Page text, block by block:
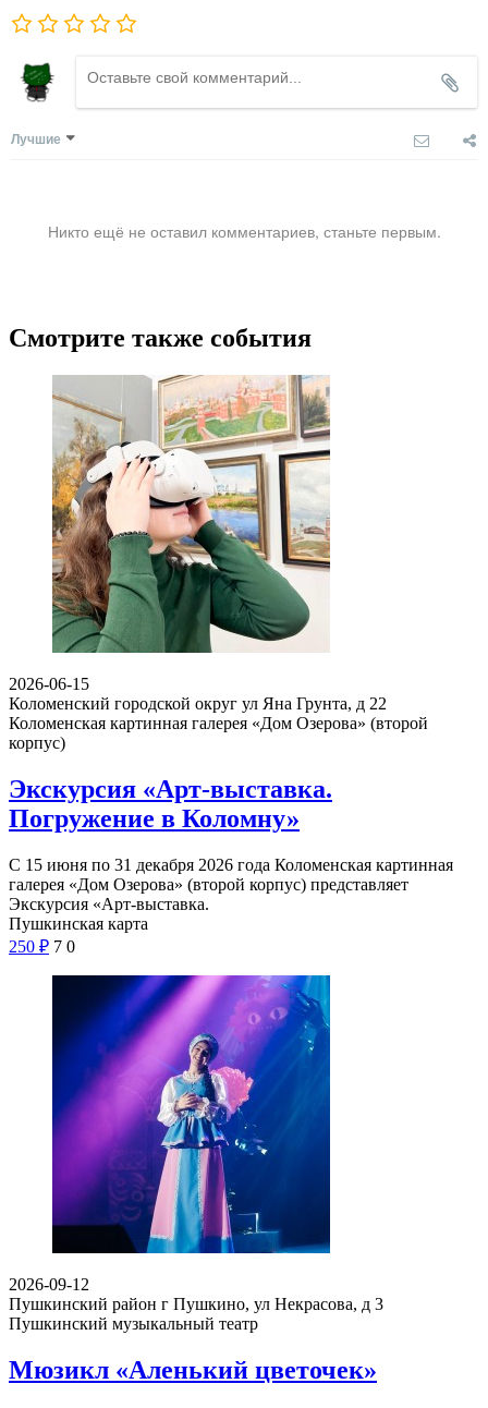
Лучшие
Никто ещё не оставил комментариев, станьте первым.
Смотрите также события
2026-06-15
Коломенский городской округ ул Яна Грунта, д 22
Коломенская картинная галерея «Дом Озерова» (второй
корпус)
Экскурсия «Арт-выставка.
Погружение в Коломну»
С 15 июня по 31 декабря 2026 года Коломенская картинная
галерея «Дом Озерова» (второй корпус) представляет
Экскурсия «Арт-выставка.
Пушкинская карта
250 ₽ 7 0
2026-09-12
Пушкинский район г Пушкино, ул Некрасова, д 3
Пушкинский музыкальный театр
Мюзикл «Аленький цветочек»